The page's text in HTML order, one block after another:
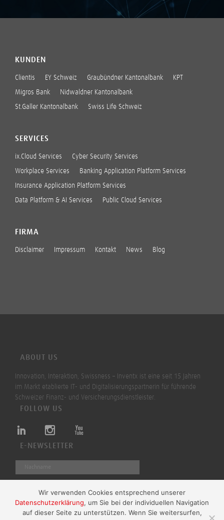
KUNDEN
Clientis EY Schweiz Graubündner Kantonalbank KPT
Migros Bank Nidwaldner Kantonalbank
St.Galler Kantonalbank Swiss Life Schweiz
SERVICES
ix.Cloud Services Cyber Security Services
Workplace Services Banking Application Platform Services
Insurance Application Platform Services
Data Platform & AI Services Public Cloud Services
FIRMA
Disclaimer Impressum Kontakt News Blog
ABOUT US
Innovation, Interaktion, Swissness – Inventx ist eine seit 15 Jahren
im Markt etablierte IT- und Digitalisierungspartnerin für führende
Schweizer Finanz- und Versicherungsdienstleister.
FOLLOW US
E-NEWSLETTER
Absenden
Wir verwenden Cookies entsprechend unserer
Datenschutzerklärung, um Sie bei der individuellen Navigation
auf dieser Seite zu unterstützen. Wenn Sie weitersurfen,